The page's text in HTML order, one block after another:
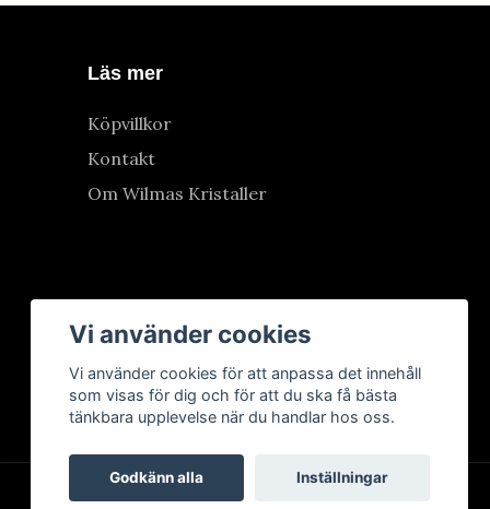
Läs mer
Köpvillkor
Kontakt
Om Wilmas Kristaller
Vi använder cookies
Vi använder cookies för att anpassa det innehåll
som visas för dig och för att du ska få bästa
tänkbara upplevelse när du handlar hos oss.
Godkänn alla Inställningar